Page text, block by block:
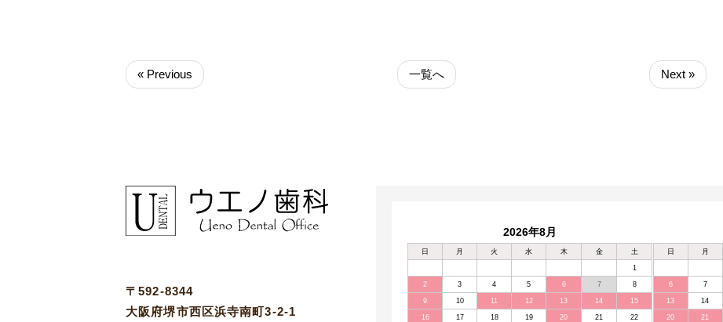
« Previous 一覧へ Next »
2026年8月
日 月 火 水 木 金 土
1
2 3 4 5 6 7 8
9 10 11 12 13 14 15
16 17 18 19 20 21 22
日 月
6 7
13 14
20 21
〒592-8344
大阪府堺市西区浜寺南町3-2-1